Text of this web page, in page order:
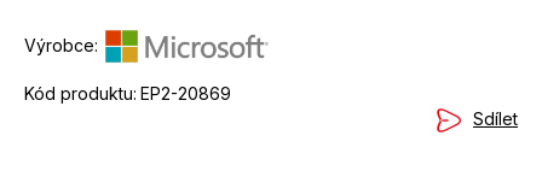
Výrobce:
Kód produktu: EP2-20869
Sdílet